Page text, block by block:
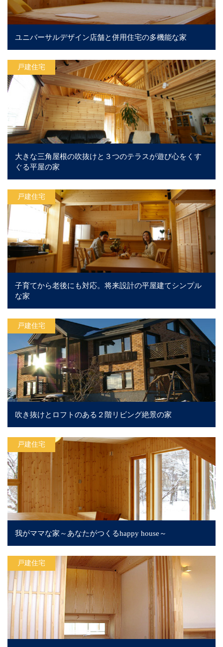
ユニバーサルデザイン店舗と併用住宅の多機能な家
戸建住宅
大きな三角屋根の吹抜けと３つのテラスが遊び心をくす
ぐる平屋の家
戸建住宅
子育てから老後にも対応。将来設計の平屋建てシンプル
な家
戸建住宅
吹き抜けとロフトのある２階リビング絶景の家
戸建住宅
我がママな家～あなたがつくるhappy house～
戸建住宅